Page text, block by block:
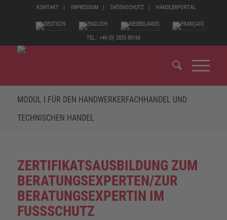
KONTAKT IMPRESSUM DATENSCHUTZ HÄNDLERPORTAL
TEL.: +49 (0) 2825 80168
MODUL I FÜR DEN HANDWERKERFACHHANDEL UND
TECHNISCHEN HANDEL
ZERTIFIKATSAUSBILDUNG ZUM
BERATUNGSEXPERTEN/ZUR
BERATUNGSEXPERTIN IM
FUSSSCHUTZ